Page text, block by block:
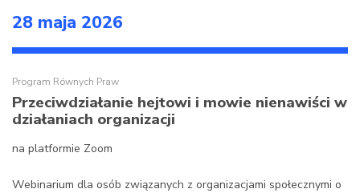
28 maja 2026
Program Równych Praw
Przeciwdziałanie hejtowi i mowie nienawiści w
działaniach organizacji
na platformie Zoom
Webinarium dla osób związanych z organizacjami społecznymi o